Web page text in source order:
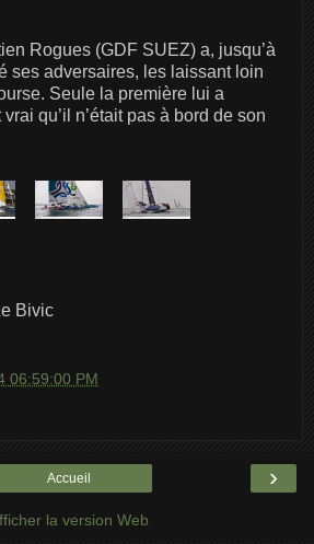
Rogues (GDF SUEZ) a, jusqu’à
ses adversaires, les laissant loin
Seule la première lui a
qu’il n’était pas à bord de son
Bivic
06:59:00 PM
›
Accueil
la version Web